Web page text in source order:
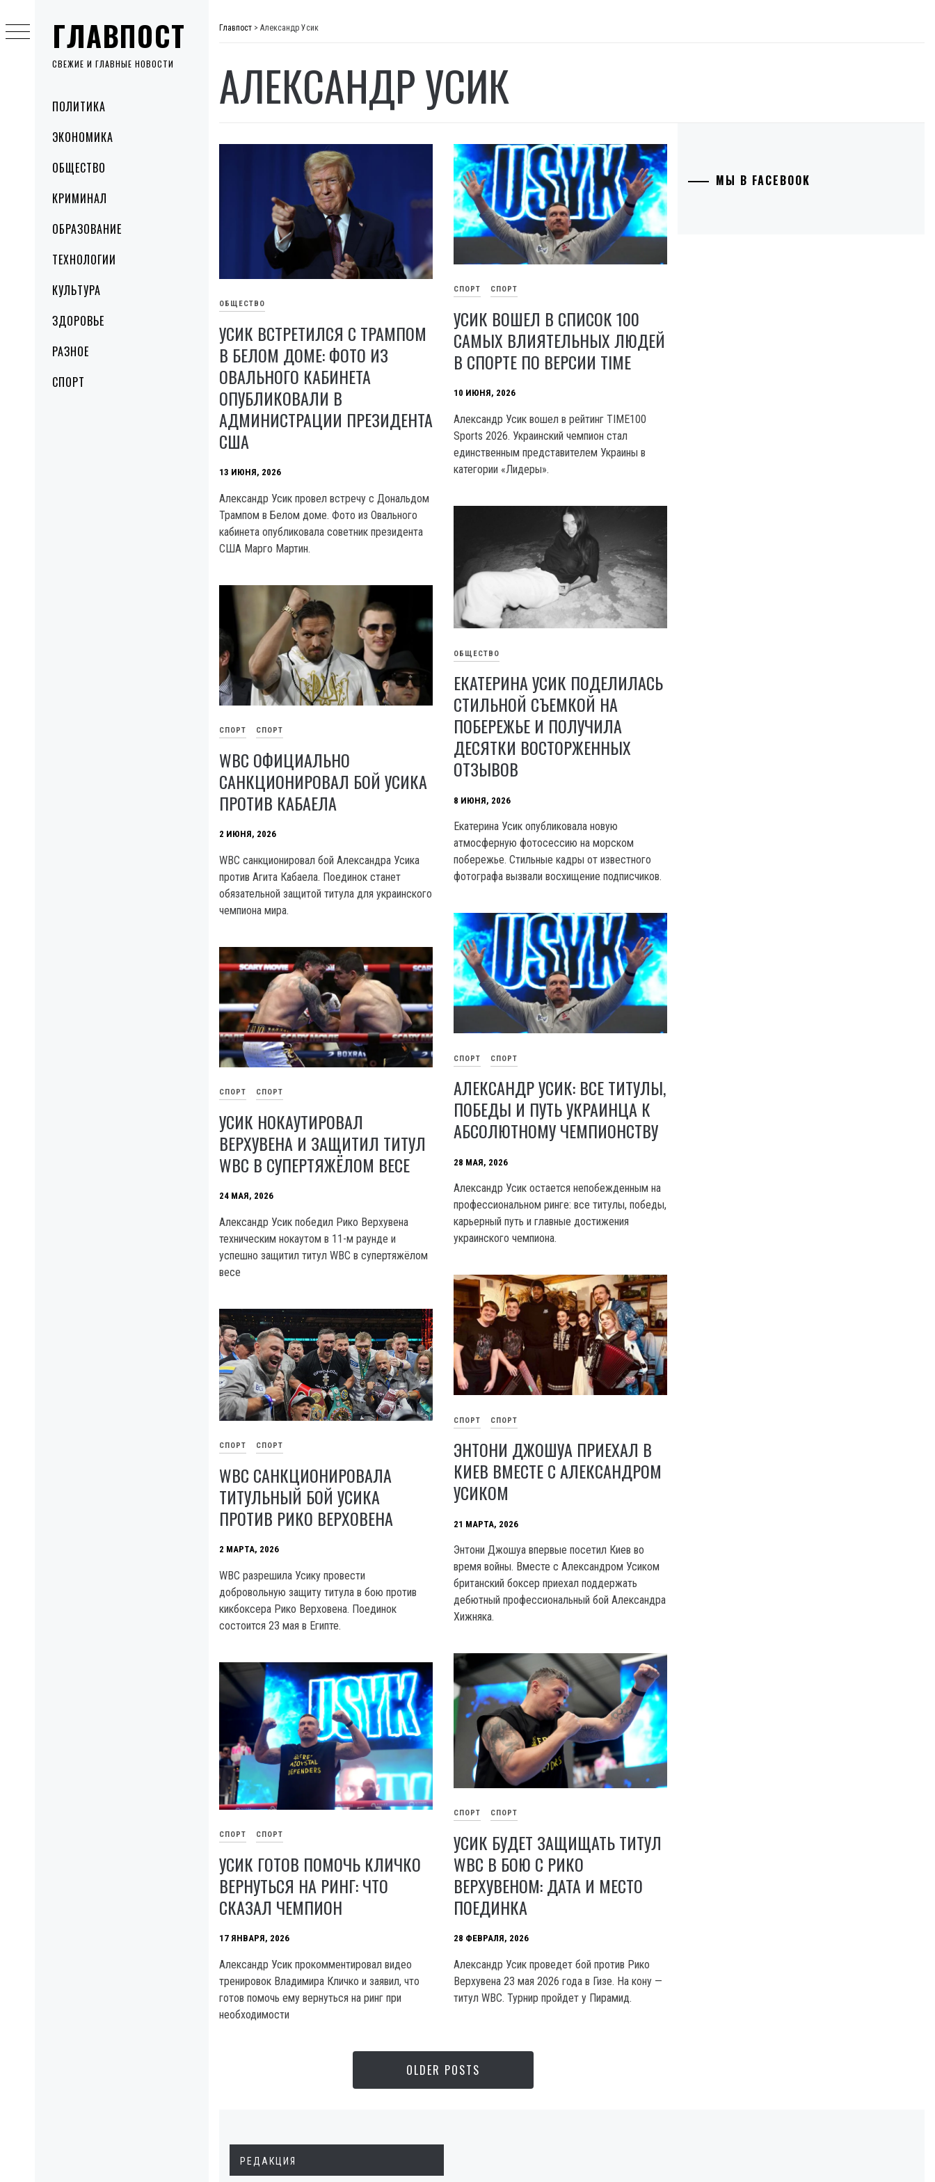
ГЛАВПОСТ
СВЕЖИЕ И ГЛАВНЫЕ НОВОСТИ
MenuПОЛИТИКА
ЭКОНОМИКА
ОБЩЕСТВО
КРИМИНАЛ
ОБРАЗОВАНИЕ
ТЕХНОЛОГИИ
КУЛЬТУРА
ЗДОРОВЬЕ
РАЗНОЕ
СПОРТ
to
content
Главпост > Александр Усик
АЛЕКСАНДР УСИК
ОБЩЕСТВО
УСИК ВСТРЕТИЛСЯ С ТРАМПОМ
В БЕЛОМ ДОМЕ: ФОТО ИЗ
ОВАЛЬНОГО КАБИНЕТА
ОПУБЛИКОВАЛИ В
АДМИНИСТРАЦИИ ПРЕЗИДЕНТА
США
13 ИЮНЯ, 2026
Александр Усик провел встречу с Дональдом
Трампом в Белом доме. Фото из Овального
кабинета опубликовала советник президента
США Марго Мартин.
СПОРТ СПОРТ
УСИК ВОШЕЛ В СПИСОК 100
САМЫХ ВЛИЯТЕЛЬНЫХ ЛЮДЕЙ
В СПОРТЕ ПО ВЕРСИИ TIME
10 ИЮНЯ, 2026
Александр Усик вошел в рейтинг TIME100
Sports 2026. Украинский чемпион стал
единственным представителем Украины в
категории «Лидеры».
ОБЩЕСТВО
ЕКАТЕРИНА УСИК ПОДЕЛИЛАСЬ
СТИЛЬНОЙ СЪЕМКОЙ НА
ПОБЕРЕЖЬЕ И ПОЛУЧИЛА
ДЕСЯТКИ ВОСТОРЖЕННЫХ
ОТЗЫВОВ
8 ИЮНЯ, 2026
Екатерина Усик опубликовала новую
атмосферную фотосессию на морском
побережье. Стильные кадры от известного
фотографа вызвали восхищение подписчиков.
СПОРТ СПОРТ
WBC ОФИЦИАЛЬНО
САНКЦИОНИРОВАЛ БОЙ УСИКА
ПРОТИВ КАБАЕЛА
2 ИЮНЯ, 2026
WBC санкционировал бой Александра Усика
против Агита Кабаела. Поединок станет
обязательной защитой титула для украинского
чемпиона мира.
СПОРТ СПОРТ
АЛЕКСАНДР УСИК: ВСЕ ТИТУЛЫ,
ПОБЕДЫ И ПУТЬ УКРАИНЦА К
АБСОЛЮТНОМУ ЧЕМПИОНСТВУ
28 МАЯ, 2026
Александр Усик остается непобежденным на
профессиональном ринге: все титулы, победы,
карьерный путь и главные достижения
украинского чемпиона.
СПОРТ СПОРТ
УСИК НОКАУТИРОВАЛ
ВЕРХУВЕНА И ЗАЩИТИЛ ТИТУЛ
WBC В СУПЕРТЯЖЁЛОМ ВЕСЕ
24 МАЯ, 2026
Александр Усик победил Рико Верхувена
техническим нокаутом в 11-м раунде и
успешно защитил титул WBC в супертяжёлом
весе
СПОРТ СПОРТ
ЭНТОНИ ДЖОШУА ПРИЕХАЛ В
КИЕВ ВМЕСТЕ С АЛЕКСАНДРОМ
УСИКОМ
21 МАРТА, 2026
Энтони Джошуа впервые посетил Киев во
время войны. Вместе с Александром Усиком
британский боксер приехал поддержать
дебютный профессиональный бой Александра
Хижняка.
СПОРТ СПОРТ
WBC САНКЦИОНИРОВАЛА
ТИТУЛЬНЫЙ БОЙ УСИКА
ПРОТИВ РИКО ВЕРХОВЕНА
2 МАРТА, 2026
WBC разрешила Усику провести
добровольную защиту титула в бою против
кикбоксера Рико Верховена. Поединок
состоится 23 мая в Египте.
СПОРТ СПОРТ
УСИК БУДЕТ ЗАЩИЩАТЬ ТИТУЛ
WBC В БОЮ С РИКО
ВЕРХУВЕНОМ: ДАТА И МЕСТО
ПОЕДИНКА
28 ФЕВРАЛЯ, 2026
Александр Усик проведет бой против Рико
Верхувена 23 мая 2026 года в Гизе. На кону —
титул WBC. Турнир пройдет у Пирамид.
СПОРТ СПОРТ
УСИК ГОТОВ ПОМОЧЬ КЛИЧКО
ВЕРНУТЬСЯ НА РИНГ: ЧТО
СКАЗАЛ ЧЕМПИОН
17 ЯНВАРЯ, 2026
Александр Усик прокомментировал видео
тренировок Владимира Кличко и заявил, что
готов помочь ему вернуться на ринг при
необходимости
OLDER POSTS
МЫ В FACEBOOK
РЕДАКЦИЯ